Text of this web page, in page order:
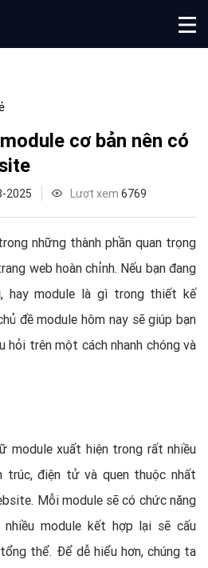
cơ bản nên có
2025 Lượt xem 6769
những thành phần quan trọng
web hoàn chỉnh. Nếu bạn đang
, hay module là gì trong thiết kế
đề module hôm nay sẽ giúp bạn
hỏi trên một cách nhanh chóng và
module xuất hiện trong rất nhiều
điện tử và quen thuộc nhất
Mỗi module sẽ có chức năng
nhiều module kết hợp lại sẽ cấu
thể. Để dễ hiểu hơn, chúng ta